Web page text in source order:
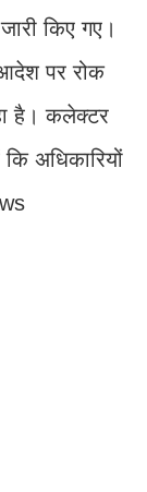
किए गए।
पर रोक
है। कलेक्टर
अधिकारियों